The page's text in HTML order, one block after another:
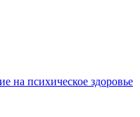
на психическое здоровье